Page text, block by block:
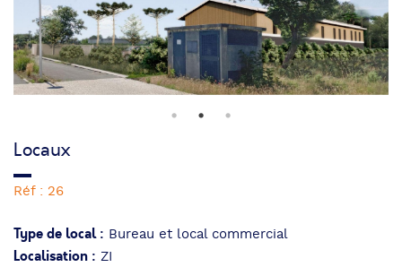
Locaux
Réf : 26
Type de local : Bureau et local commercial
Localisation : ZI